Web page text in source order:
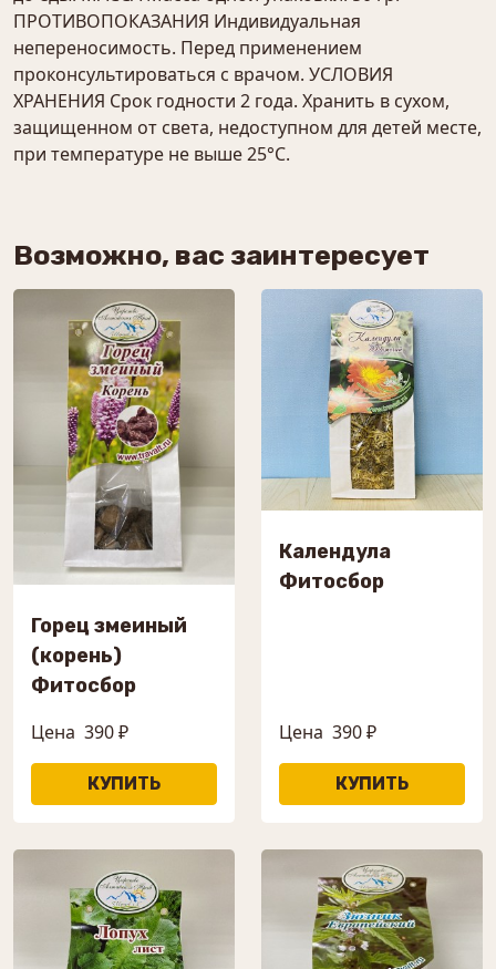
ПРОТИВОПОКАЗАНИЯ Индивидуальная
непереносимость. Перед применением
проконсультироваться с врачом. УСЛОВИЯ
ХРАНЕНИЯ Срок годности 2 года. Хранить в сухом,
защищенном от света, недоступном для детей месте,
при температуре не выше 25°С.
Возможно, вас заинтересует
Горец змеиный
(корень)
Фитосбор
Цена 390 ₽
Календула
Фитосбор
Цена 390 ₽